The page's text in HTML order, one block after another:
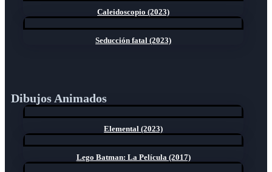
Caleidoscopio (2023)
Seducción fatal (2023)
Dibujos Animados
Elemental (2023)
Lego Batman: La Película (2017)